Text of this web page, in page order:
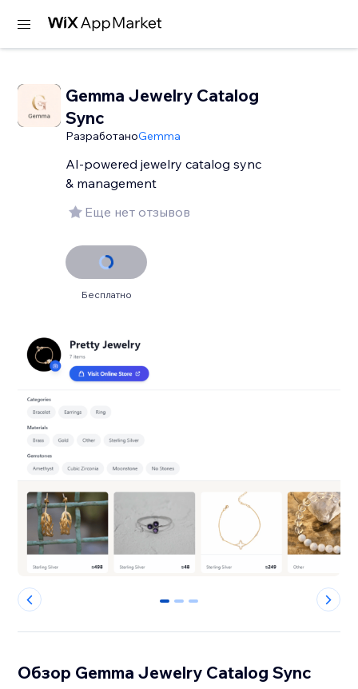
Gemma Jewelry Catalog
Sync
РазработаноGemma
AI-powered jewelry catalog sync
& management
Еще нет отзывов
Бесплатно
0 1 2
Обзор Gemma Jewelry Catalog Sync